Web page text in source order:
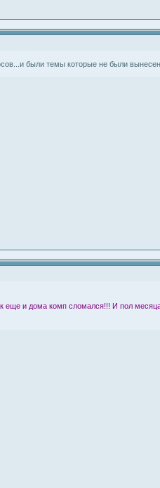
были темы которые не были
еще и дома комп сломался!!! И пол